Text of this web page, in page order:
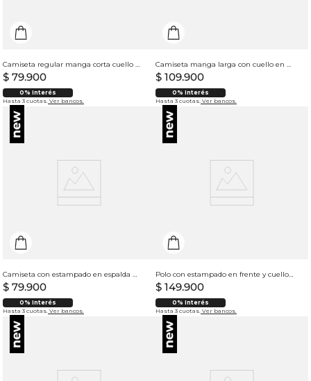
Camiseta regular manga corta cuello redondo para hombre
$ 79.900
0% Interés
Hasta 3 cuotas. Ver bancos.
Camiseta manga larga con cuello en V para mujer
$ 109.900
0% Interés
Hasta 3 cuotas. Ver bancos.
Camiseta con estampado en espalda para hombre
$ 79.900
0% Interés
Hasta 3 cuotas. Ver bancos.
Polo con estampado en frente y cuello en V para hombre
$ 149.900
0% Interés
Hasta 3 cuotas. Ver bancos.